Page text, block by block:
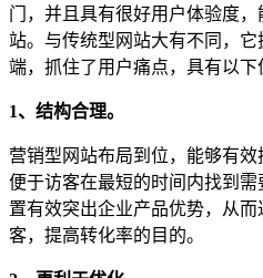
门，并且具有很好用户体验度
站。与传统型网站大有不同，
端，抓住了用户痛点，具有以下
1、结构合理。
营销型网站布局到位，能够有效
便于访客在最短的时间内找到
置有效突出企业产品优势，从
客，提高转化率的目的。